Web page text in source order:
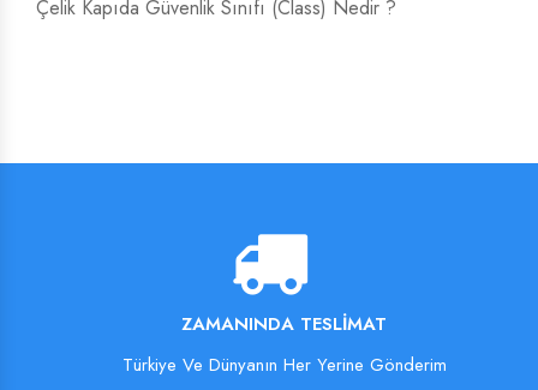
Çelik Kapıda Güvenlik Sınıfı (Class) Nedir ?
ZAMANINDA TESLIMAT
Türkiye Ve Dünyanın Her Yerine Gönderim